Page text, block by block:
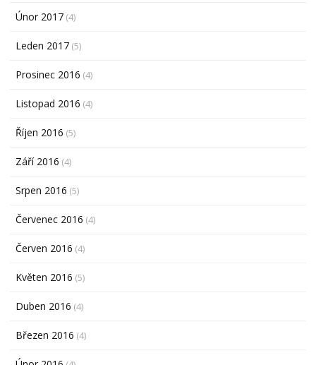
Únor 2017 (4)
Leden 2017 (5)
Prosinec 2016 (4)
Listopad 2016 (4)
Říjen 2016 (5)
Září 2016 (4)
Srpen 2016 (5)
Červenec 2016 (4)
Červen 2016 (4)
Květen 2016 (5)
Duben 2016 (4)
Březen 2016 (4)